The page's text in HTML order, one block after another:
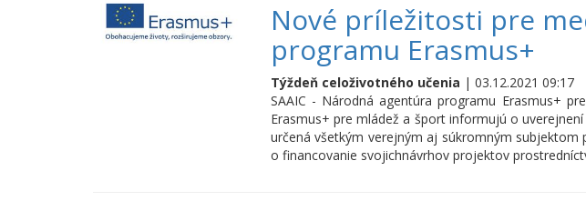
Nové príležitosti pre
programu Erasmus+
Týždeň celoživotného učenia | 03.12.2021 09:17
SAAIC - Národná agentúra programu Erasmus+
Erasmus+ pre mládež a šport informujú o
určená všetkým verejným aj súkromným
o financovanie svojichnávrhov projektov